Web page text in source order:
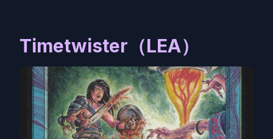
Timetwister（LEA）